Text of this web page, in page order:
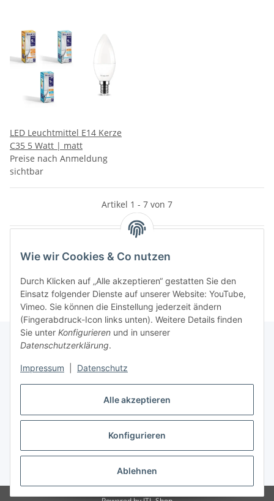
Alle akzeptieren
Konfigurieren
Ablehnen
Wie wir Cookies & Co nutzen
Durch Klicken auf „Alle akzeptieren“ gestatten Sie den
Einsatz folgender Dienste auf unserer Website: YouTube,
Vimeo. Sie können die Einstellung jederzeit ändern
(Fingerabdruck-Icon links unten). Weitere Details finden
Sie unter Konfigurieren und in unserer
Datenschutzerklärung.
Impressum Datenschutz
LED Leuchtmittel E14 Kerze
C35 5 Watt | matt
Preise nach Anmeldung
sichtbar
Artikel 1 - 7 von 7
Informationen
Gesetzliche Informationen
Vertrag widerrufen
* Alle Preise zzgl. gesetzlicher USt., zzgl.Versand